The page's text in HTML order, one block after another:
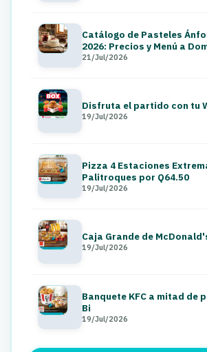
Catálogo de Pasteles
2026: Precios y Menú a
21/Jul/2026
Disfruta el partido con tu
19/Jul/2026
Pizza 4 Estaciones
Palitroques por Q64.50
19/Jul/2026
Caja Grande de
19/Jul/2026
Banquete KFC a mitad de
Bi
19/Jul/2026